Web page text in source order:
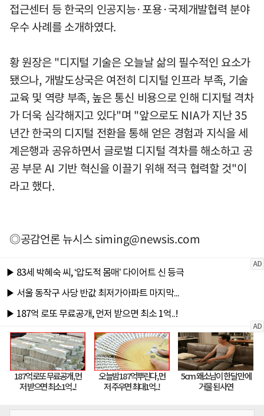
접근센터 등 한국의 인공지능·포용·국제개발협력 분야
우수 사례를 소개하였다.
황 원장은 "디지털 기술은 오늘날 삶의 필수적인 요소가
됐으나, 개발도상국은 여전히 디지털 인프라 부족, 기술
교육 및 역량 부족, 높은 통신 비용으로 인해 디지털 격차
가 더욱 심각해지고 있다"며 "앞으로도 NIA가 지난 35
년간 한국의 디지털 전환을 통해 얻은 경험과 지식을 세
계은행과 공유하면서 글로벌 디지털 격차를 해소하고 공
공 부문 AI 기반 혁신을 이끌기 위해 적극 협력할 것"이
라고 했다.
◎공감언론 뉴시스siming@newsis.com